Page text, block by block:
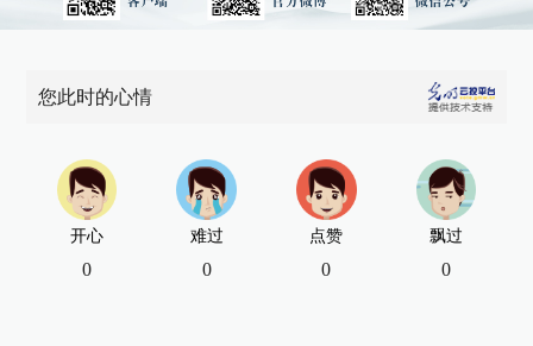
您此时的心情
开心
0
难过
0
点赞
0
飘过
0